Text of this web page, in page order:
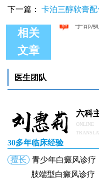
下一篇： 卡泊三醇软膏
相关
文章
医生团队
六科
ONLINE
30多年临床经验
擅长
青少年白癜风诊疗
肢端型白癜风诊疗